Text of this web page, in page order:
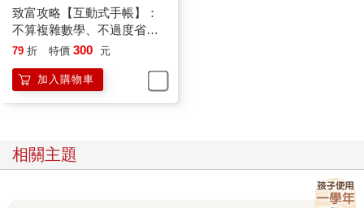
致富攻略【互動式手帳】：
不算複雜數學、不過度省
錢，教你設計屬於自己的富
理財實境節目指定工具）
79 折 特價 300 元
加入購物車
相關主題